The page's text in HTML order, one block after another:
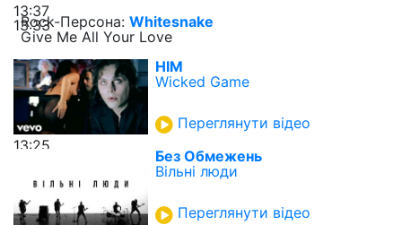
13:37
13:33
Rock-Персона: Whitesnake
Give Me All Your Love
13:25
HIM
Wicked Game
Переглянути відео
Без Обмежень
Вільні люди
Переглянути відео